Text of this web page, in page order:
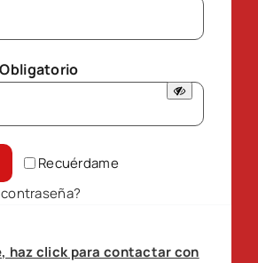
Obligatorio
Recuérdame
haz click para contactar con